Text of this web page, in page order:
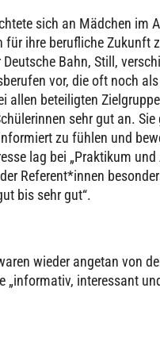
sich an Mädchen im
ihre beruf­li­che Zukunft
Bahn, Still,
vor, die oft noch
allen betei­lig­ten
sehr gut an.
zu fühlen und
lag bei „Prak­ti­kum
Referent*innen
bis sehr gut“.
wieder angetan von
„infor­ma­tiv, inter­es­sant